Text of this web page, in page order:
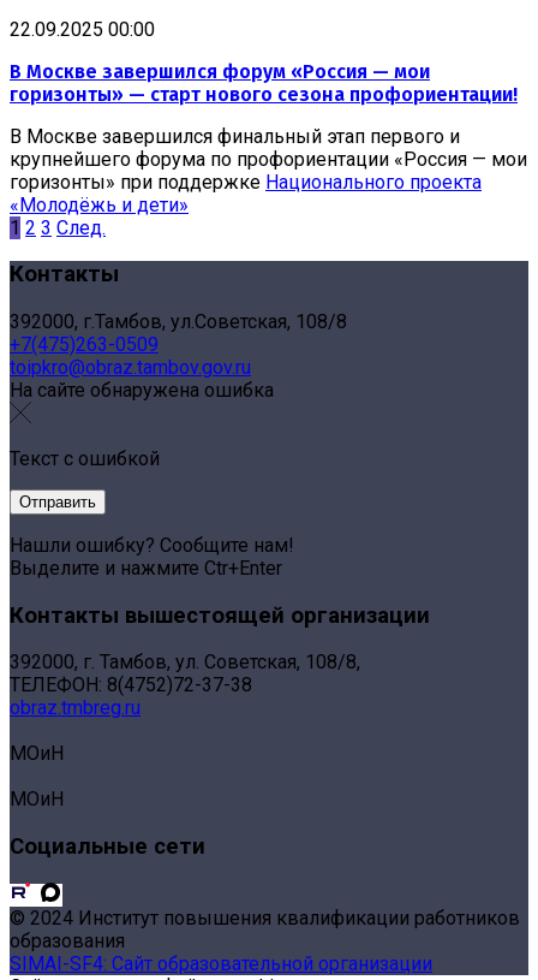
22.09.2025 00:00
В Москве завершился форум «Россия — мои
горизонты» — старт нового сезона профориентации!
В Москве завершился финальный этап первого и
крупнейшего форума по профориентации «Россия — мои
горизонты» при поддержке Национального проекта
«Молодёжь и дети»
1 2 3 След.
Контакты
392000, г.Тамбов, ул.Советская, 108/8
+7(475)263-0509
toipkro@obraz.tambov.gov.ru
На сайте обнаружена ошибка
Текст с ошибкой
Нашли ошибку? Сообщите нам!
Выделите и нажмите Ctr+Enter
Контакты вышестоящей организации
392000, г. Тамбов, ул. Советская, 108/8,
ТЕЛЕФОН: 8(4752)72-37-38
obraz.tmbreg.ru
МОиН
МОиН
Социальные сети
© 2024 Институт повышения квалификации работников
образования
SIMAI-SF4: Сайт образовательной организации